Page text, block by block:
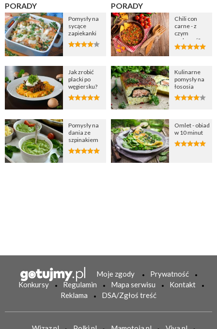
PORADY
Pomysły na
sycące
zapiekanki
Jak zrobić
placki po
węgiersku?
Pomysły na
dania ze
szpinakiem
PORADY
Chili con
carne - z
czym
podawać?
Kulinarne
pomysły na
łososia
Omlet - obiad
w 10 minut
Moje zgody
Prywatność
Konkursy
Regulamin Mapa serwisu
Kontakt
Reklama
DSA/Zgłoś treść